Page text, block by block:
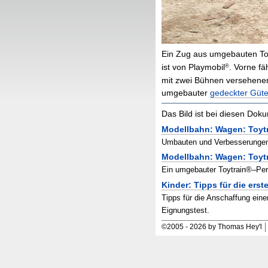
Ein Zug aus umgebauten
ist von Playmobil ®. Vorne
mit zwei Bühnen
umgebauter gedeckter
Das Bild ist bei diesen
Modellbahn: Wagen:
Umbauten und
Modellbahn: Wagen:
Ein umgebauter
Kinder: Tipps für die
Tipps für die Anschaffung
Eignungstest.
©2005 -2026 by Thomas Hey'l